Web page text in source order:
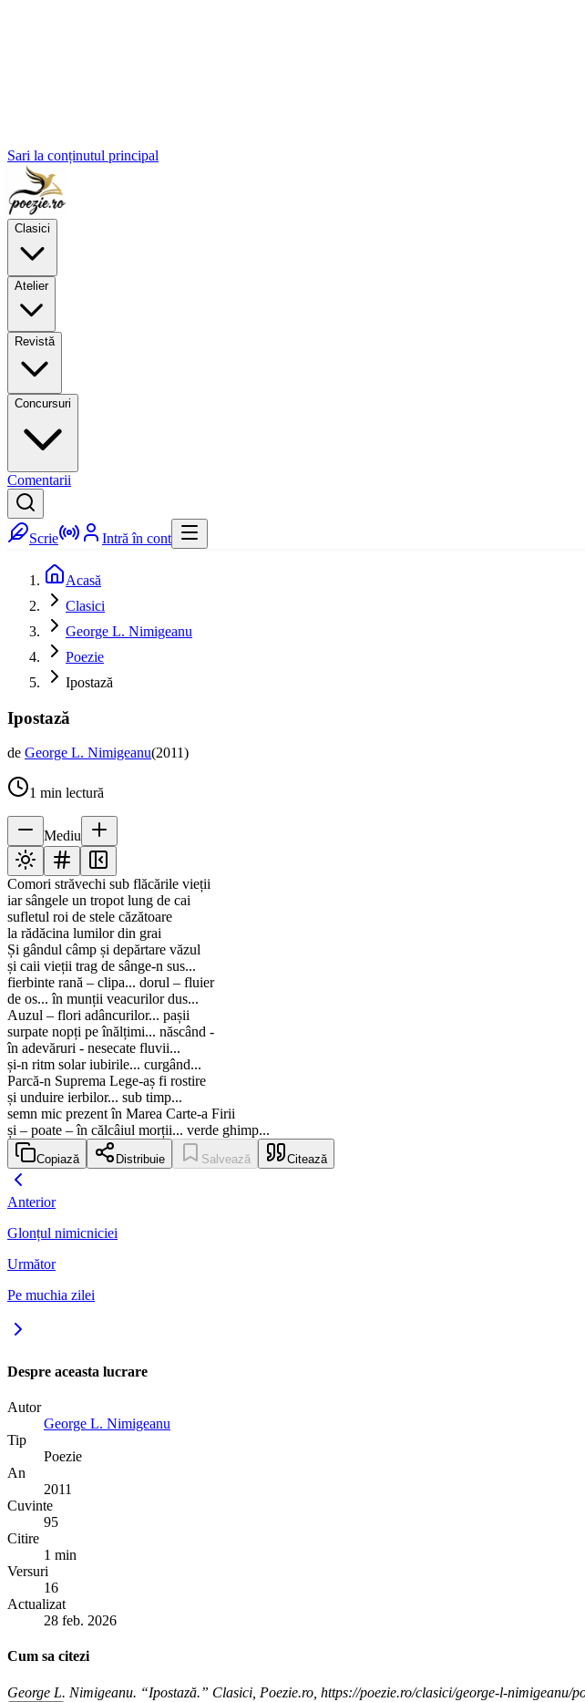
Sari la conținutul principal
Clasici
Atelier
Revistă
Concursuri
Comentarii
Scrie Intră în cont
Acasă
Clasici
George L. Nimigeanu
Poezie
Ipostază
Ipostază
de George L. Nimigeanu(2011)
1 min lectură
Mediu
Comori străvechi sub flăcările vieții
iar sângele un tropot lung de cai
sufletul roi de stele căzătoare
la rădăcina lumilor din grai
Și gândul câmp și depărtare văzul
și caii vieții trag de sânge-n sus...
fierbinte rană – clipa... dorul – fluier
de os... în munții veacurilor dus...
Auzul – flori adâncurilor... pașii
surpate nopți pe înălțimi... născând -
în adevăruri - nesecate fluvii...
și-n ritm solar iubirile... curgând...
Parcă-n Suprema Lege-aș fi rostire
și unduire ierbilor... sub timp...
semn mic prezent în Marea Carte-a Firii
și – poate – în călcâiul morții... verde ghimp...
Copiază Distribuie Salvează Citează
Anterior
Glonțul nimicniciei
Următor
Pe muchia zilei
Despre aceasta lucrare
Autor
George L. Nimigeanu
Tip
Poezie
An
2011
Cuvinte
95
Citire
1 min
Versuri
16
Actualizat
28 feb. 2026
Cum sa citezi
George L. Nimigeanu. “Ipostază.” Clasici, Poezie.ro, https://poezie.ro/clasici/george-l-nimigeanu/